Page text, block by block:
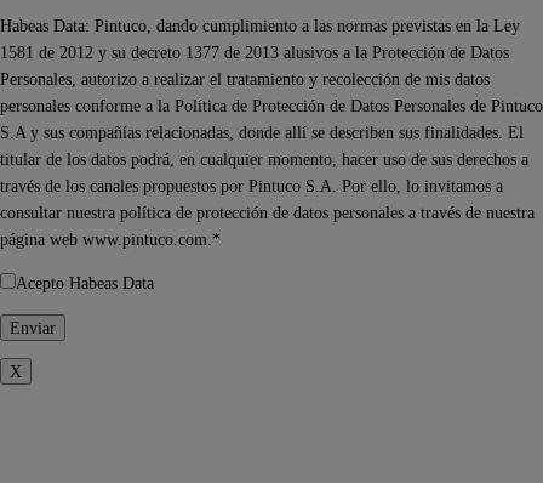
Habeas Data: Pintuco, dando cumplimiento a las normas previstas en la Ley
1581 de 2012 y su decreto 1377 de 2013 alusivos a la Protección de Datos
Personales, autorizo a realizar el tratamiento y recolección de mis datos
personales conforme a la Política de Protección de Datos Personales de Pintuco
S.A y sus compañías relacionadas, donde allí se describen sus finalidades. El
titular de los datos podrá, en cualquier momento, hacer uso de sus derechos a
través de los canales propuestos por Pintuco S.A. Por ello, lo invitamos a
consultar nuestra política de protección de datos personales a través de nuestra
página web www.pintuco.com.*
Acepto Habeas Data
X